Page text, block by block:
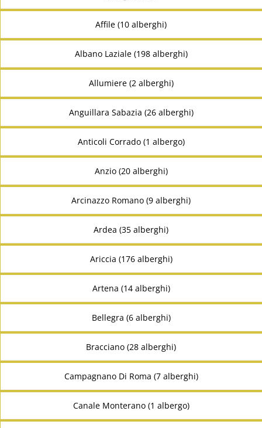
Affile (10 alberghi)
Albano Laziale (198 alberghi)
Allumiere (2 alberghi)
Anguillara Sabazia (26 alberghi)
Anticoli Corrado (1 albergo)
Anzio (20 alberghi)
Arcinazzo Romano (9 alberghi)
Ardea (35 alberghi)
Ariccia (176 alberghi)
Artena (14 alberghi)
Bellegra (6 alberghi)
Bracciano (28 alberghi)
Campagnano Di Roma (7 alberghi)
Canale Monterano (1 albergo)